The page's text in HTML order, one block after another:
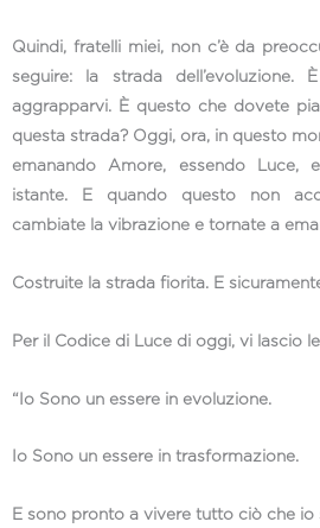
Quindi, fratelli miei, non c’è da
seguire: la strada
aggrapparvi. È questo che dovete
questa strada? Oggi, ora, in questo
emanando Amore, essendo Luce,
istante. E quando questo non
cambiate la vibrazione e tornate a
Costruite la strada fiorita. E
Per il Codice di Luce di oggi, vi lascio
“Io Sono un essere in evoluzione.
Io Sono un essere in trasformazione.
E sono pronto a vivere tutto ciò che io